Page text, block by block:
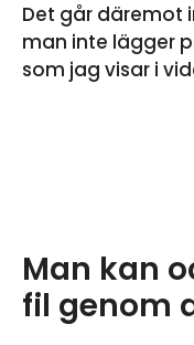
Det går däremot
man inte lägger
som jag visar i
Man kan
fil genom